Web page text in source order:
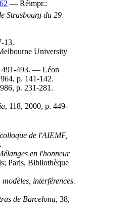
— Réimpr.:
Strasbourg du 29
13.
University
491-493. — Léon
p. 141-142.
p. 231-281.
, 118, 2000, p. 449-
colloque de l'AIEMF,
en l'honneur
Paris, Bibliothèque
interférences.
de Barcelona, 38,